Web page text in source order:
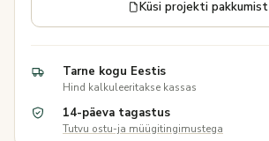
Küsi projekti pakkumist
Tarne kogu Eestis
Hind kalkuleeritakse kassas
14-päeva tagastus
Tutvu ostu-ja müügitingimustega